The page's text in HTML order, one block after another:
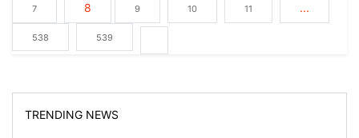
7 8 9 10 11 ...
538 539
TRENDING NEWS